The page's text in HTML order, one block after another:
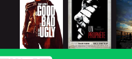
黄金三镖客